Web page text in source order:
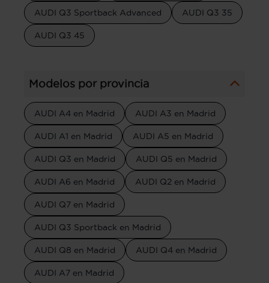
AUDI Q3 Sportback Advanced AUDI Q3 35
AUDI Q3 45
Modelos por provincia
AUDI A4 en Madrid AUDI A3 en Madrid
AUDI A1 en Madrid AUDI A5 en Madrid
AUDI Q3 en Madrid AUDI Q5 en Madrid
AUDI A6 en Madrid AUDI Q2 en Madrid
AUDI Q7 en Madrid
AUDI Q3 Sportback en Madrid
AUDI Q8 en Madrid AUDI Q4 en Madrid
AUDI A7 en Madrid